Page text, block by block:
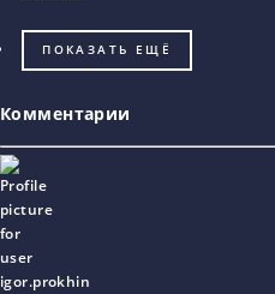
ПОКАЗАТЬ ЕЩЁ
Комментарии